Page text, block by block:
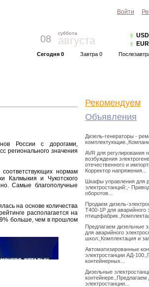
08
суббота
августа
Сегодня 0 Завтра 0
USD
EUR
России с дорогами,
регионального значения
нормам
Калмыкия и Чукотского
Самые благополучные
на основе количества
располагается на
больше, чем в прошлом
Рекомендуем
Объявления
Дизель-генераторы -
AVR для регулирования
возбуждения
отечественного и
Корректор напряжения...
Шкафы управления для
электростанций:,-
оборотов...
Продаем дизель-
Т400-1Р для аварийного
Предлагаем дизельные
для аварийного
школ.,Комплектация и
Автоматизированные
электростанции АД-
контейнерных...
Дизельные
контейнере.,Предлагаем
электростанции...
Войти